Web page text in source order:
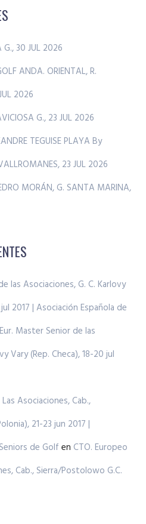
G., 30 JUL 2026
ANDA. ORIENTAL, R.
2026
G., 23 JUL 2026
TEGUISE PLAYA By
23 JUL 2026
MORÁN, G. SANTA MARINA,
las Asociaciones, G. C. Karlovy
2017 | Asociación Española de
Master Senior de las
Vary (Rep. Checa), 18-20 jul
Asociaciones, Cab.,
21-23 jun 2017 |
de Golf en CTO. Europeo
Cab., Sierra/Postolowo G.C.